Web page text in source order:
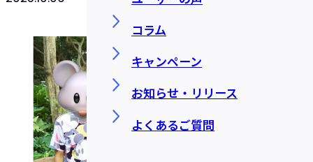
コラム
キャンペーン
お知らせ・リリース
よくあるご質問